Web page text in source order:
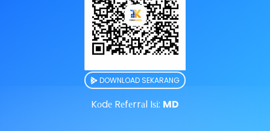
DOWNLOAD SEKARANG
Kоdе Rеfеrrаl Iѕі: MD